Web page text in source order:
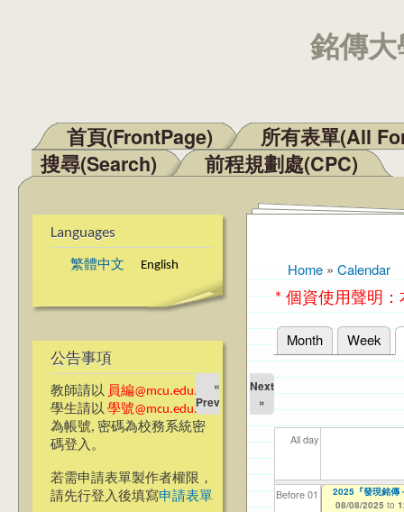
銘傳
Main menu
首頁(FrontPage)
所有表單(All
搜尋(Search)
前程規劃處(CPC)
Languages
繁體中文 English
公告事項
教師請以 員編@mcu.edu.tw
學生請以 學號@mcu.edu.tw
為帳號, 密碼為校務系統密
碼登入。
若需申請表單製作者權限，
請先行登入後填寫申請表單
You are here
Home » Calendar
* 個資使用聲明
Primary tabs
Month Week
«
Prev
Next
»
All day
Before 01
【資網處】
整合系統～表單
我愛銘傳我愛養
校區)
【財務處】工讀
11/12/2021 to
【財
11/
114
04/
114
02/
114
03/
【教學暨學習資
08/05/2025 to
2025『發現銘傳
08/08/2025 to